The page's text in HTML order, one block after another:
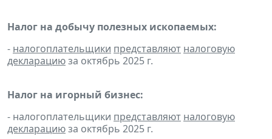
Налог на добычу полезных ископаемых:
- налогоплательщики представляют налоговую
декларациюза октябрь 2025 г.
Налог на игорный бизнес:
- налогоплательщики представляют налоговую
декларациюза октябрь 2025 г.